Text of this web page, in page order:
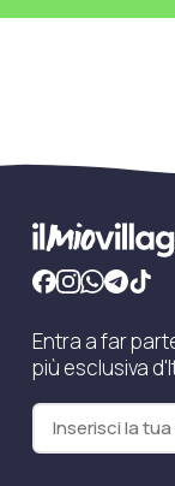
Entra a far
più esclusiva